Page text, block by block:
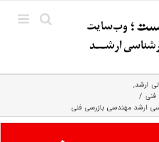
ارشد
فنی
ارشد مهندسی بازرسی فنی